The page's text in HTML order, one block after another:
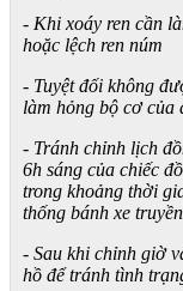
- Khi xoáy ren cần
hoặc lệch ren núm
- Tuyệt đối không
làm hỏng bộ cơ của
- Tránh chỉnh lịch
6h sáng của chiếc
trong khoảng thời
thống bánh xe
- Sau khi chỉnh giờ
hồ để tránh tình